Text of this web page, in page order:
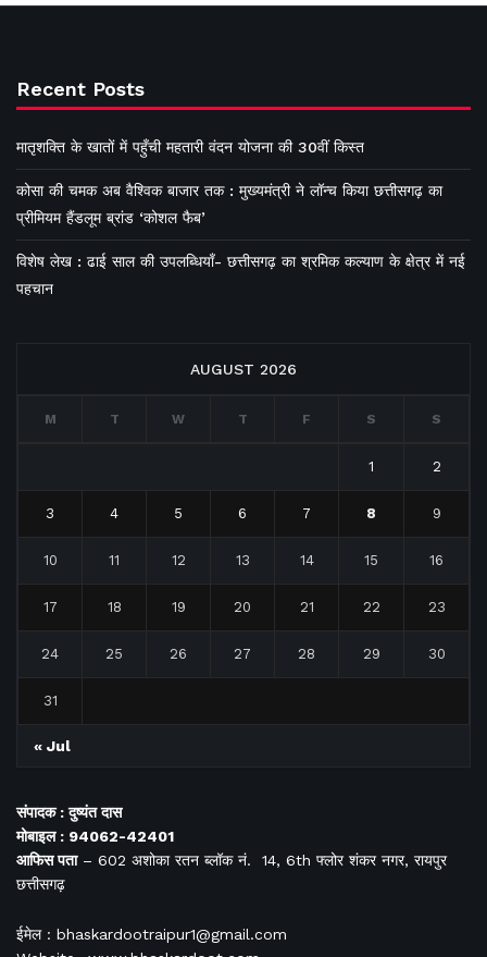
Recent Posts
मातृशक्ति के खातों में पहुँची महतारी वंदन योजना की 30वीं किस्त
कोसा की चमक अब वैश्विक बाजार तक : मुख्यमंत्री ने लॉन्च किया छत्तीसगढ़ का
प्रीमियम हैंडलूम ब्रांड ‘कोशल फैब’
विशेष लेख : ढाई साल की उपलब्धियाँ- छत्तीसगढ़ का श्रमिक कल्याण के क्षेत्र में नई
पहचान
AUGUST 2026
M T W T F S S
1 2
3 4 5 6 7 8 9
10 11 12 13 14 15 16
17 18 19 20 21 22 23
24 25 26 27 28 29 30
31
« Jul
संपादक : दुष्यंत दास
मोबाइल : 94062-42401
आफिसपता– 602 अशोका रतन ब्लॉक नं. 14, 6th फ्लोर शंकर नगर, रायपुर
छत्तीसगढ़
ईमेल : bhaskardootraipur1@gmail.com